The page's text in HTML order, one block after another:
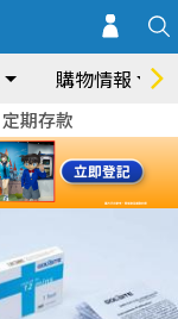
購物情報
定期存款